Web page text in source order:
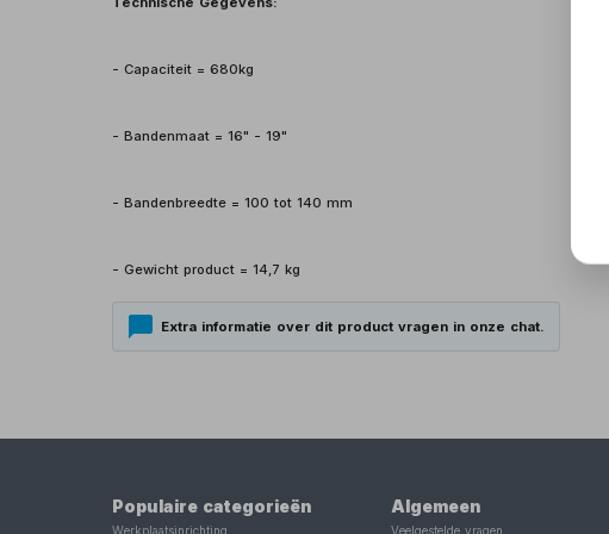
- Capaciteit = 680kg
- Bandenmaat = 16" - 19"
- Bandenbreedte = 100 tot 140 mm
- Gewicht product = 14,7 kg
Extra informatie over dit product vragen in onze chat.
Populaire categorieën Algemeen